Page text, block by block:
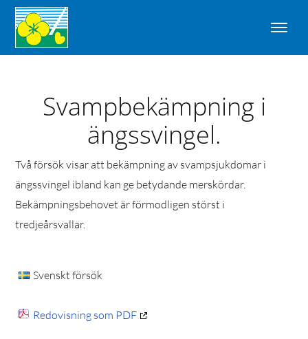
Svampbekämpning i
ängssvingel.
Två försök visar att bekämpning av svampsjukdomar i
ängssvingel ibland kan ge betydande merskördar.
Bekämpningsbehovet är förmodligen störst i
tredjeårsvallar.
Svenskt försök
Redovisning som PDF